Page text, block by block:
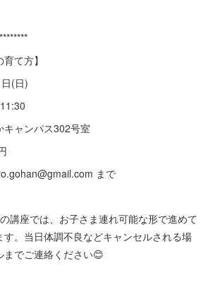
て方】
(日)
キャンパス302号室
まで
講座では、お子さま連れ可能な形で進めて
す。当日体調不良などキャンセルされる場
までご連絡ください😊